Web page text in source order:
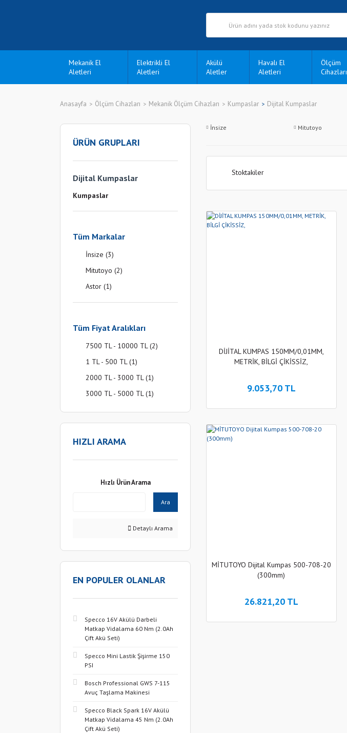
Mekanik El
Aletleri
Elektrikli El
Aletleri
Akülü
Aletler
Havalı El
Aletleri
Ölçüm
Cihazları
Anasayfa Ölçüm Cihazları Mekanik Ölçüm Cihazları Kumpaslar Dijital Kumpaslar
ÜRÜN GRUPLARI
Dijital Kumpaslar
Kumpaslar
Tüm Markalar
İnsize (3)
Mitutoyo (2)
Astor (1)
Tüm Fiyat Aralıkları
7500 TL - 10000 TL (2)
1 TL - 500 TL (1)
2000 TL - 3000 TL (1)
3000 TL - 5000 TL (1)
HIZLI ARAMA
Hızlı Ürün Arama
Ara
Detaylı Arama
EN POPULER OLANLAR
Specco 16V Akülü Darbeli
Matkap Vidalama 60 Nm (2.0Ah
Çift Akü Seti)
Specco Mini Lastik Şişirme 150
PSI
Bosch Professional GWS 7-115
Avuç Taşlama Makinesi
Specco Black Spark 16V Akülü
Matkap Vidalama 45 Nm (2.0Ah
Çift Akü Seti)
İnsize Mitutoyo
Stoktakiler
DİJİTAL KUMPAS 150MM/0,01MM,
METRİK, BİLGİ ÇİKİSSİZ,
9.053,70 TL
MİTUTOYO Dijital Kumpas 500-708-20
(300mm)
26.821,20 TL